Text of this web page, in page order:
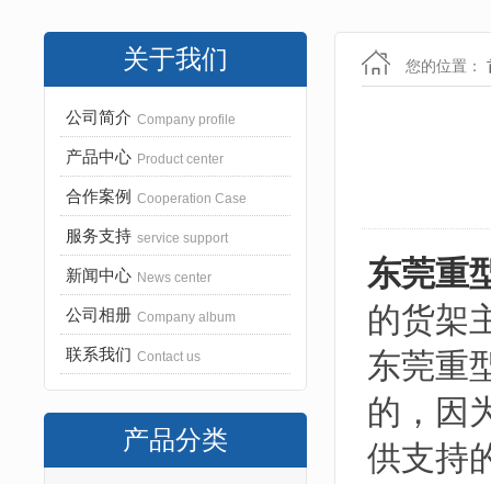
关于我们
公司简介 Company profile
产品中心 Product center
合作案例 Cooperation Case
服务支持 service support
新闻中心 News center
公司相册 Company album
联系我们 Contact us
产品分类
您的位置：
东莞重
的货架
东莞重
的，因
供支持